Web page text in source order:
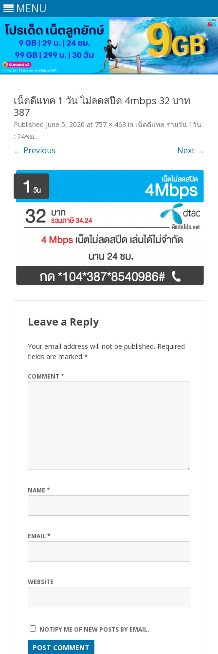
MENU
content
เน็ตดีแทค 1 วัน ไม่ลดสปีด 4mbps 32 บาท
387
Published June 5, 2020 at 757 × 463 in เน็ตดีแทค รายวัน 1วัน
: 24ชม..
← Previous Next →
Leave a Reply
Your email address will not be published. Required
fields are marked *
COMMENT *
NAME *
EMAIL*
WEBSITE
NOTIFY ME OF NEW POSTS BY EMAIL.